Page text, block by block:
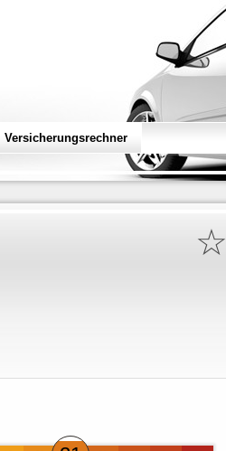
Versicherungsrechner
☆